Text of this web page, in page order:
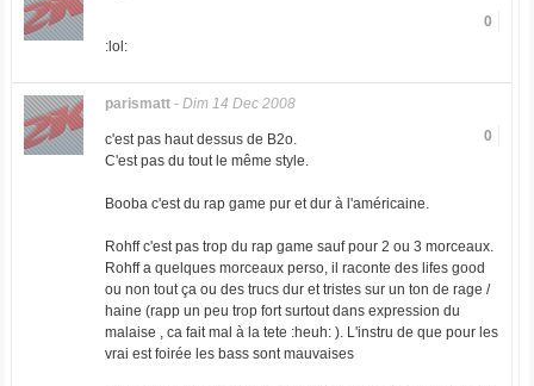
0
:lol:
parismatt- Dim 14 Dec 2008
0
c'est pas haut dessus de B2o.
C'est pas du tout le même style.
Booba c'est du rap game pur et dur à l'américaine.
Rohff c'est pas trop du rap game sauf pour 2 ou 3 morceaux.
Rohff a quelques morceaux perso, il raconte des lifes good
ou non tout ça ou des trucs dur et tristes sur un ton de rage /
haine (rapp un peu trop fort surtout dans expression du
malaise , ca fait mal à la tete :heuh: ). L'instru de que pour les
vrai est foirée les bass sont mauvaises